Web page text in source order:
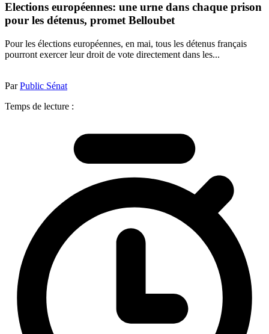
Elections européennes: une urne dans chaque prison
pour les détenus, promet Belloubet
Pour les élections européennes, en mai, tous les détenus français
pourront exercer leur droit de vote directement dans les...
ParPublic Sénat
Temps de lecture :